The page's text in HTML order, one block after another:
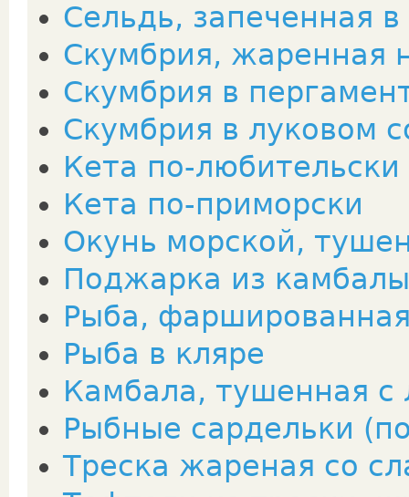
Сельдь, запеченная в
Скумбрия, жаренная
Скумбрия в
Скумбрия в луковом
Кета по-любительски
Кета по-приморски
Окунь морской,
Поджарка из
Рыба,
Рыба в кляре
Камбала, тушенная
Рыбные сардельки
Треска жареная со